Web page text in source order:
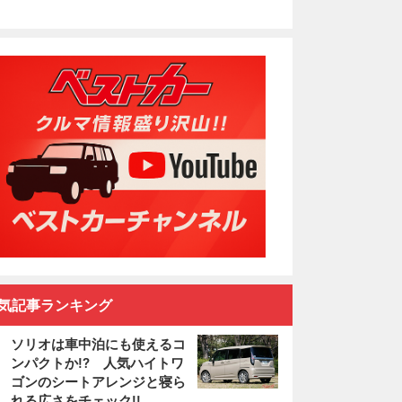
記事ランキング
ソリオは車中泊にも使えるコ
ンパクトか!? 人気ハイトワ
ゴンのシートアレンジと寝ら